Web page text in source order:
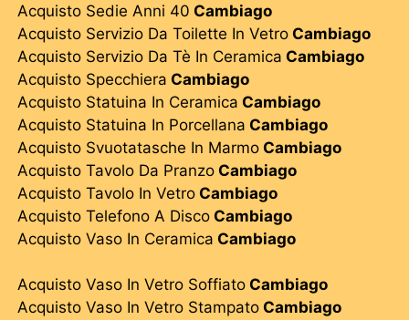
Acquisto Sedie Anni 40 Cambiago
Acquisto Servizio Da Toilette In Vetro Cambiago
Acquisto Servizio Da Tè In Ceramica Cambiago
Acquisto Specchiera Cambiago
Acquisto Statuina In Ceramica Cambiago
Acquisto Statuina In Porcellana Cambiago
Acquisto Svuotatasche In Marmo Cambiago
Acquisto Tavolo Da Pranzo Cambiago
Acquisto Tavolo In Vetro Cambiago
Acquisto Telefono A Disco Cambiago
Acquisto Vaso In Ceramica Cambiago
Acquisto Vaso In Vetro Soffiato Cambiago
Acquisto Vaso In Vetro Stampato Cambiago